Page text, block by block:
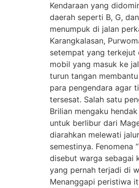
Kendaraan yang
daerah seperti B, G,
menumpuk di jalan
Karangkalasan,
setempat yang terkejut
mobil yang masuk ke
turun tangan
para pengendara agar
tersesat. Salah satu
Brilian mengaku
untuk berlibur dari
diarahkan melewati
semestinya. Fenomena
disebut warga sebagai
yang pernah terjadi di
Menanggapi peristiwa